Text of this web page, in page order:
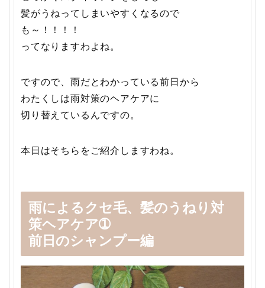
髪がうねってしまいやすくなるので
も～！！！！
ってなりますわよね。
ですので、雨だとわかっている前日から
わたくしは雨対策のヘアケアに
切り替えているんですの。
本日はそちらをご紹介しますわね。
雨によるクセ毛、髪のうねり対
策ヘアケア➀
前日のシャンプー編